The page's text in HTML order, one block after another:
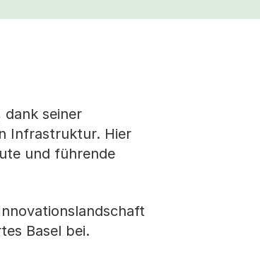
dank seiner
Infrastruktur. Hier
und führende
Basel bei.